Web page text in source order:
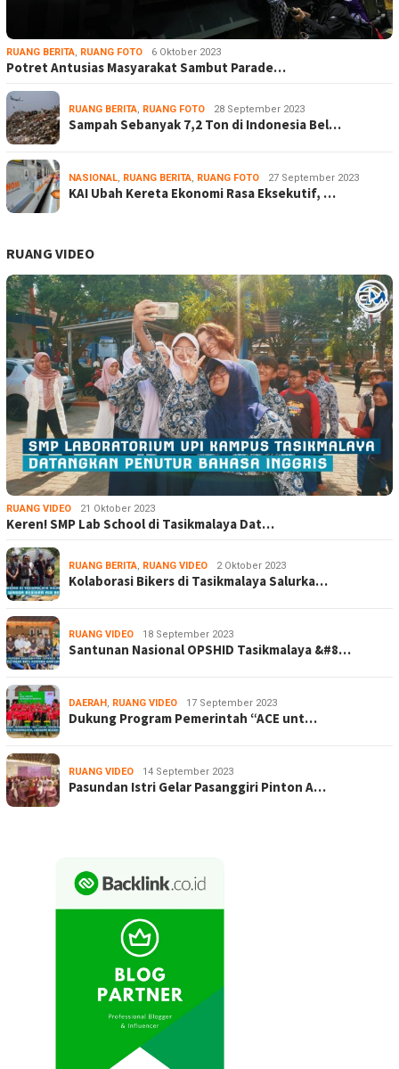
RUANG BERITA, RUANG FOTO 6 Oktober 2023
Potret Antusias Masyarakat Sambut Parade…
RUANG BERITA, RUANG FOTO 28 September 2023
Sampah Sebanyak 7,2 Ton di Indonesia Bel…
NASIONAL, RUANG BERITA, RUANG FOTO 27 September 2023
KAI Ubah Kereta Ekonomi Rasa Eksekutif, …
RUANG VIDEO
RUANG VIDEO 21 Oktober 2023
Keren! SMP Lab School di Tasikmalaya Dat…
RUANG BERITA, RUANG VIDEO 2 Oktober 2023
Kolaborasi Bikers di Tasikmalaya Salurka…
RUANG VIDEO 18 September 2023
Santunan Nasional OPSHID Tasikmalaya &#8…
DAERAH, RUANG VIDEO 17 September 2023
Dukung Program Pemerintah “ACE unt…
RUANG VIDEO 14 September 2023
Pasundan Istri Gelar Pasanggiri Pinton A…